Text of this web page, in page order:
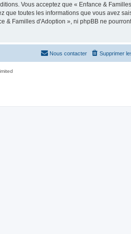
Vous acceptez que « Enfance &
que toutes les informations que vous avez
Familles d'Adoption », ni phpBB ne
Supprimer
Nous contacter